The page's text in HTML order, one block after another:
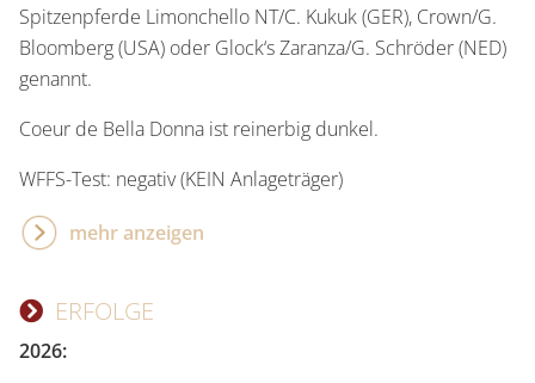
Spitzenpferde Limonchello NT/C. Kukuk (GER), Crown/G.
Bloomberg (USA) oder Glock‘s Zaranza/G. Schröder (NED)
genannt.
Coeur de Bella Donna ist reinerbig dunkel.
WFFS-Test: negativ (KEIN Anlageträger)
mehr anzeigen
ERFOLGE
2026: